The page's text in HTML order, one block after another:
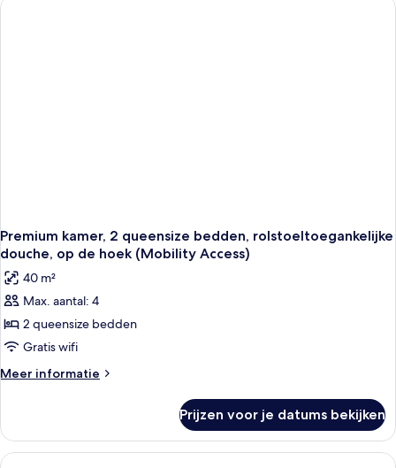
kingsize
Premium kamer, 2 queensize bedden, rolstoeltoegankelijke
douche, op de hoek (Mobility Access)
40 m²
Max. aantal: 4
2 queensize bedden
Gratis wifi
Meer informatie
Meer
kamer,
Prijzen voor je datums bekijken